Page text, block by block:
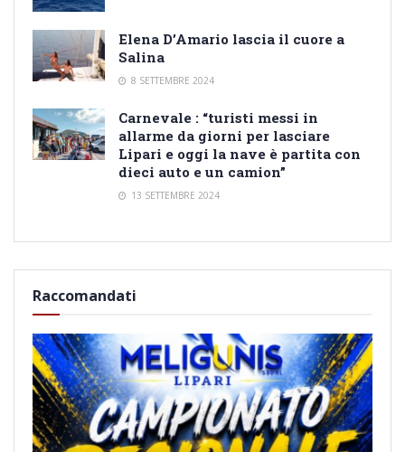
Elena D’Amario lascia il cuore a
Salina
8 SETTEMBRE 2024
Carnevale : “turisti messi in
allarme da giorni per lasciare
Lipari e oggi la nave è partita con
dieci auto e un camion”
13 SETTEMBRE 2024
Raccomandati